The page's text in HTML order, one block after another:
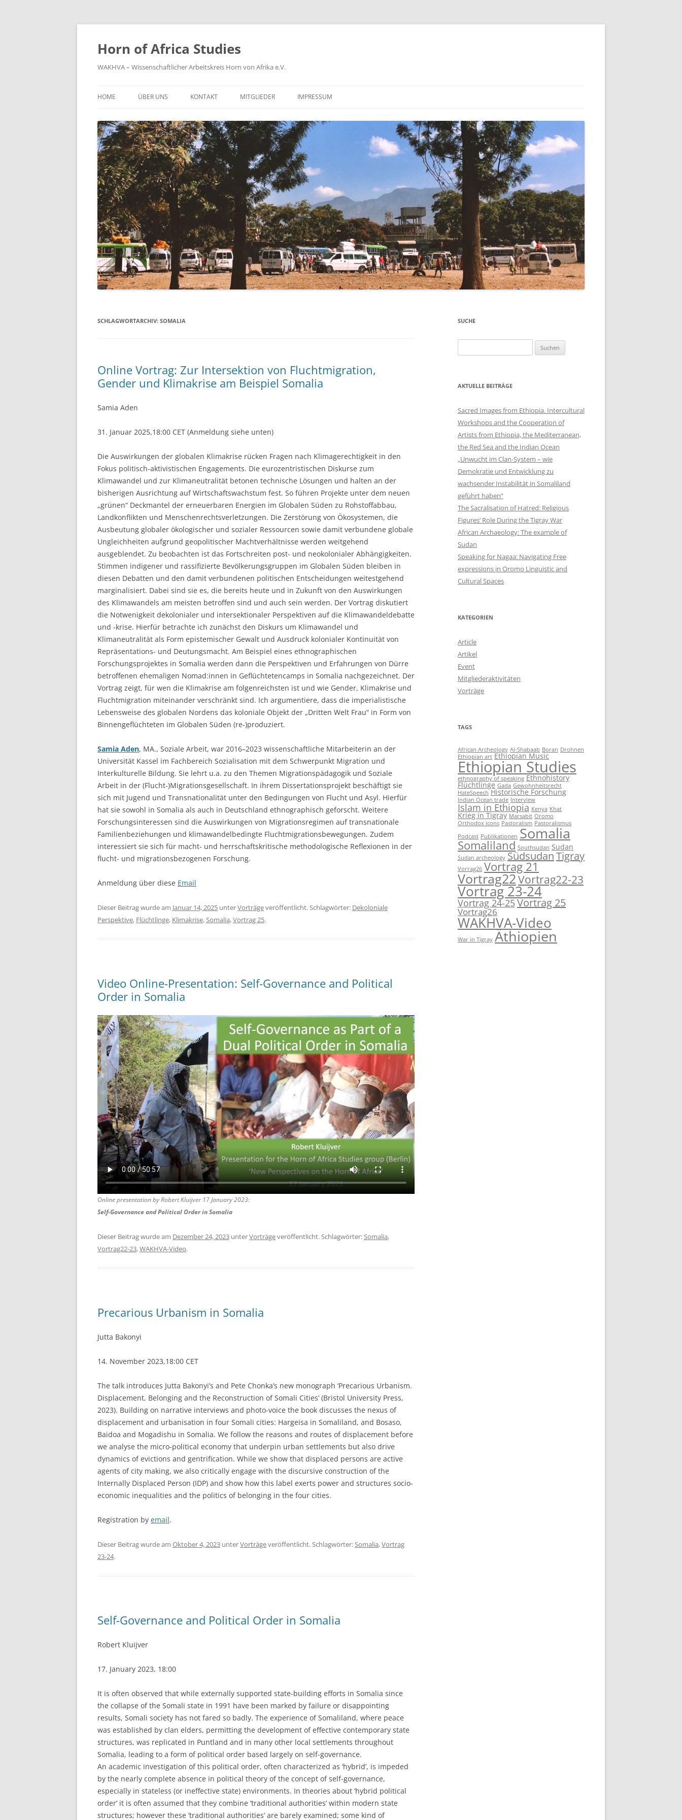
Zum
Horn of Africa Studies
WAKHVA – Wissenschaftlicher Arbeitskreis Horn von Afrika e.V.
HOME ÜBER UNS KONTAKT MITGLIEDER IMPRESSUM
SCHLAGWORTARCHIV: SOMALIA
Online Vortrag: Zur Intersektion von Fluchtmigration,
Gender und Klimakrise am Beispiel Somalia
Samia Aden
31. Januar 2025,18:00 CET (Anmeldung siehe unten)
Die Auswirkungen der globalen Klimakrise rücken Fragen nach Klimagerechtigkeit in den
Fokus politisch-aktivistischen Engagements. Die eurozentristischen Diskurse zum
Klimawandel und zur Klimaneutralität betonen technische Lösungen und halten an der
bisherigen Ausrichtung auf Wirtschaftswachstum fest. So führen Projekte unter dem neuen
„grünen“ Deckmantel der erneuerbaren Energien im Globalen Süden zu Rohstoffabbau,
Landkonflikten und Menschenrechtsverletzungen. Die Zerstörung von Ökosystemen, die
Ausbeutung globaler ökologischer und sozialer Ressourcen sowie damit verbundene globale
Ungleichheiten aufgrund geopolitischer Machtverhältnisse werden weitgehend
ausgeblendet. Zu beobachten ist das Fortschreiten post- und neokolonialer Abhängigkeiten.
Stimmen indigener und rassifizierte Bevölkerungsgruppen im Globalen Süden bleiben in
diesen Debatten und den damit verbundenen politischen Entscheidungen weitestgehend
marginalisiert. Dabei sind sie es, die bereits heute und in Zukunft von den Auswirkungen
des Klimawandels am meisten betroffen sind und auch sein werden. Der Vortrag diskutiert
die Notwenigkeit dekolonialer und intersektionaler Perspektiven auf die Klimawandeldebatte
und -krise. Hierfür betrachte ich zunächst den Diskurs um Klimawandel und
Klimaneutralität als Form epistemischer Gewalt und Ausdruck kolonialer Kontinuität von
Repräsentations- und Deutungsmacht. Am Beispiel eines ethnographischen
Forschungsprojektes in Somalia werden dann die Perspektiven und Erfahrungen von Dürre
betroffenen ehemaligen Nomad:innen in Geflüchtetencamps in Somalia nachgezeichnet. Der
Vortrag zeigt, für wen die Klimakrise am folgenreichsten ist und wie Gender, Klimakrise und
Fluchtmigration miteinander verschränkt sind. Ich argumentiere, dass die imperialistische
Lebensweise des globalen Nordens das koloniale Objekt der „Dritten Welt Frau“ in Form von
Binnengeflüchteten im Globalen Süden (re-)produziert.
Samia Aden, MA., Soziale Arbeit, war 2016–2023 wissenschaftliche Mitarbeiterin an der
Universität Kassel im Fachbereich Sozialisation mit dem Schwerpunkt Migration und
Interkulturelle Bildung. Sie lehrt u.a. zu den Themen Migrationspädagogik und Soziale
Arbeit in der (Flucht-)Migrationsgesellschaft. In ihrem Dissertationsprojekt beschäftigt sie
sich mit Jugend und Transnationalität unter den Bedingungen von Flucht und Asyl. Hierfür
hat sie sowohl in Somalia als auch in Deutschland ethnographisch geforscht. Weitere
Forschungsinteressen sind die Auswirkungen von Migrationsregimen auf transnationale
Familienbeziehungen und klimawandelbedingte Fluchtmigrationsbewegungen. Zudem
interessiert sie sich für macht- und herrschaftskritische methodologische Reflexionen in der
flucht- und migrationsbezogenen Forschung.
Anmeldung über diese Email
Dieser Beitrag wurde am Januar 14, 2025 unterVorträgeveröffentlicht. Schlagwörter: Dekoloniale
Perspektive, Flüchtlinge, Klimakrise,Somalia,Vortrag 25.
Video Online-Presentation: Self-Governance and Political
Order in Somalia
Online presentation by Robert Kluijver 17 January 2023:
Self-Governance and Political Order in Somalia
Dieser Beitrag wurde am Dezember 24, 2023 unterVorträgeveröffentlicht. Schlagwörter:Somalia,
Vortrag22-23,WAKHVA-Video.
Precarious Urbanism in Somalia
Jutta Bakonyi
14. November 2023,18:00 CET
The talk introduces Jutta Bakonyi’s and Pete Chonka’s new monograph ‘Precarious Urbanism.
Displacement, Belonging and the Reconstruction of Somali Cities’ (Bristol University Press,
2023). Building on narrative interviews and photo-voice the book discusses the nexus of
displacement and urbanisation in four Somali cities: Hargeisa in Somaliland, and Bosaso,
Baidoa and Mogadishu in Somalia. We follow the reasons and routes of displacement before
we analyse the micro-political economy that underpin urban settlements but also drive
dynamics of evictions and gentrification. While we show that displaced persons are active
agents of city making, we also critically engage with the discursive construction of the
Internally Displaced Person (IDP) and show how this label exerts power and structures socio-
economic inequalities and the politics of belonging in the four cities.
Registration by email.
Dieser Beitrag wurde am Oktober 4, 2023 unterVorträgeveröffentlicht. Schlagwörter:Somalia,Vortrag
23-24.
Self-Governance and Political Order in Somalia
Robert Kluijver
17. January 2023, 18:00
It is often observed that while externally supported state-building efforts in Somalia since
the collapse of the Somali state in 1991 have been marked by failure or disappointing
results, Somali society has not fared so badly. The experience of Somaliland, where peace
was established by clan elders, permitting the development of effective contemporary state
structures, was replicated in Puntland and in many other local settlements throughout
Somalia, leading to a form of political order based largely on self-governance.
An academic investigation of this political order, often characterized as ‘hybrid’, is impeded
by the nearly complete absence in political theory of the concept of self-governance,
especially in stateless (or ineffective state) environments. In theories about ‘hybrid political
order’ it is often assumed that they combine ‘traditional authorities’ within modern state
structures; however these ‘traditional authorities’ are barely examined; some kind of
SUCHE
nach:
AKTUELLE BEITRÄGE
Sacred Images from Ethiopia. Intercultural
Workshops and the Cooperation of
Artists from Ethiopia, the Mediterranean,
the Red Sea and the Indian Ocean
„Unwucht im Clan-System – wie
Demokratie und Entwicklung zu
wachsender Instabilität in Somaliland
geführt haben“
The Sacralisation of Hatred: Religious
Figures‘ Role During the Tigray War
African Archaeology: The example of
Sudan
Speaking for Nagaa: Navigating Free
expressions in Oromo Linguistic and
Cultural Spaces
KATEGORIEN
Article
Artikel
Event
Mitgliederaktivitäten
Vorträge
TAGS
African Archeology Al-Shabaab Boran Drohnen
Ethiopian art Ethiopian Music
Ethiopian Studies
ethnography of speaking Ethnohistory
Flüchtlinge Gada Gewohnheitsrecht
HateSpeech Historische Forschung
Indian Ocean trade Interview
Islam in Ethiopia Kenya Khat
Krieg in Tigray Marsabit Oromo
Orthodox icons Pastoralism Pastoralismus
Podcast Publikationen Somalia
Somaliland Southsudan Sudan
Sudan archeology SüdsudanTigray
Vorrag26 Vortrag 21
Vortrag22Vortrag22-23
Vortrag 23-24
Vortrag 24-25Vortrag 25
Vortrag26
WAKHVA-Video
War in Tigray Äthiopien